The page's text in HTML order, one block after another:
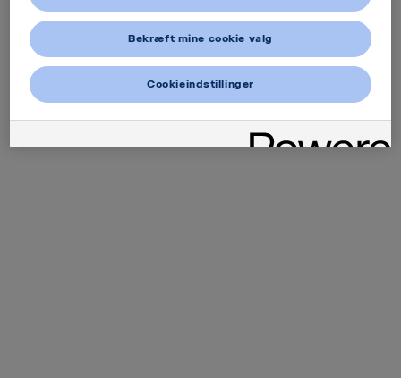
Bekræft mine cookie valg
Cookieindstillinger